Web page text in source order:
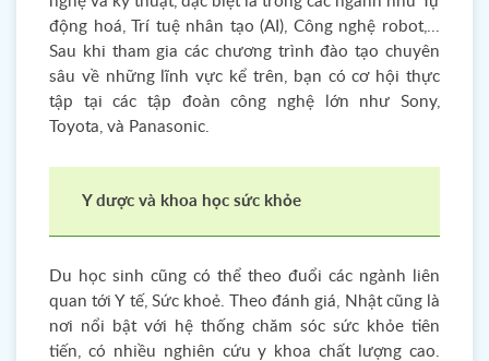
động hoá, Trí tuệ nhân tạo (AI), Công nghệ robot,...
Sau khi tham gia các chương trình đào tạo chuyên
sâu về những lĩnh vực kể trên, bạn có cơ hội thực
tập tại các tập đoàn công nghệ lớn như Sony,
Toyota, và Panasonic.
Y dược và khoa học sức khỏe
Du học sinh cũng có thể theo đuổi các ngành liên
quan tới Y tế, Sức khoẻ. Theo đánh giá, Nhật cũng là
nơi nổi bật với hệ thống chăm sóc sức khỏe tiên
tiến, có nhiều nghiên cứu y khoa chất lượng cao.